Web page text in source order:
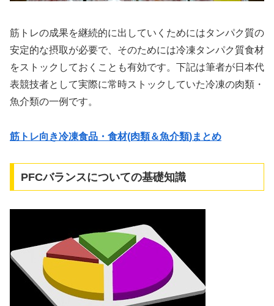
筋トレの成果を継続的に出していくためにはタンパク質の
安定的な摂取が必要で、そのためには冷凍タンパク質食材
をストックしておくことも有効です。下記は筆者が日本代
表競技者として実際に常時ストックしていた冷凍の肉類・
魚介類の一例です。
筋トレ向き冷凍食品・食材(肉類＆魚介類)まとめ
PFCバランスについての基礎知識